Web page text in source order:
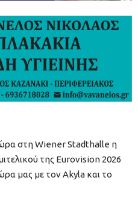
στη Wiener Stadthalle η
της Eurovision 2026
μας με τον Akyla και το